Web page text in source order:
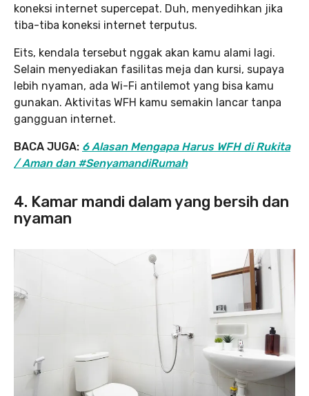
koneksi internet supercepat. Duh, menyedihkan jika
tiba-tiba koneksi internet terputus.
Eits, kendala tersebut nggak akan kamu alami lagi.
Selain menyediakan fasilitas meja dan kursi, supaya
lebih nyaman, ada Wi-Fi antilemot yang bisa kamu
gunakan. Aktivitas WFH kamu semakin lancar tanpa
gangguan internet.
BACA JUGA: 6 Alasan Mengapa Harus WFH di Rukita
/ Aman dan #SenyamandiRumah
4. Kamar mandi dalam yang bersih dan
nyaman